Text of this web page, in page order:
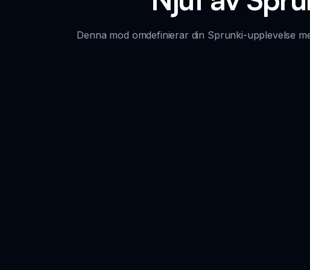
Denna mod omdefinierar din Sprunki-upplevelse